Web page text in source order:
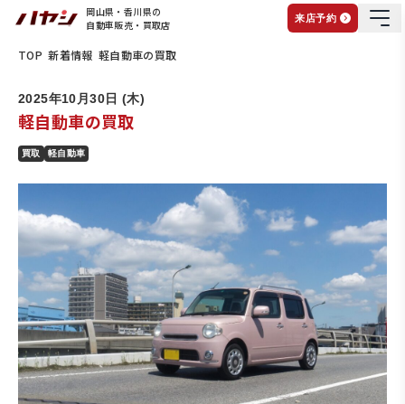
岡山県・香川県の
自動車販売・買取店
来店予約
TOP 新着情報 軽自動車の買取
2025年10月30日 (木)
軽自動車の買取
買取 軽自動車